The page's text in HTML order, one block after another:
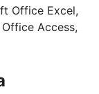
Office Excel,
Access,